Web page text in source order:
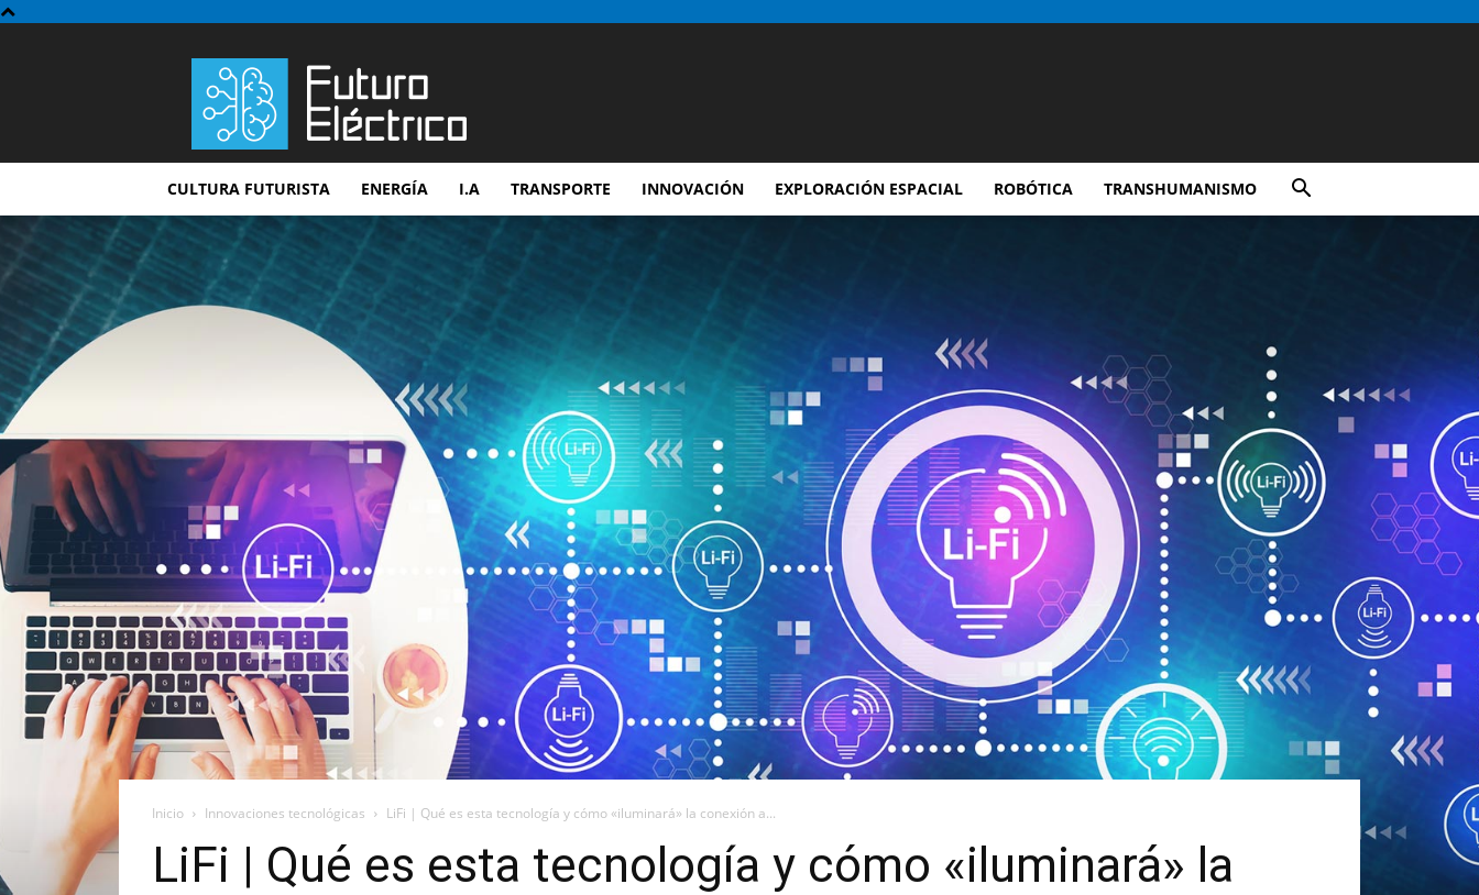
Futuro
Electrico
CULTURA FUTURISTA ENERGÍA I.A TRANSPORTE INNOVACIÓN EXPLORACIÓN ESPACIAL ROBÓTICA TRANSHUMANISMO
Inicio Innovaciones tecnológicas LiFi | Qué es esta tecnología y cómo «iluminará» la conexión a...
LiFi | Qué es esta tecnología y cómo «iluminará» la